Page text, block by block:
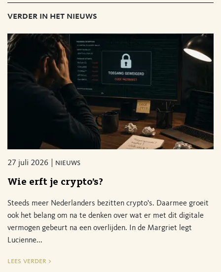
verder in het nieuws
27 juli 2026 nieuws
Wie erft je crypto’s?
Steeds meer Nederlanders bezitten crypto's. Daarmee groeit
ook het belang om na te denken over wat er met dit digitale
vermogen gebeurt na een overlijden. In de Margriet legt
Lucienne...
lees verder >